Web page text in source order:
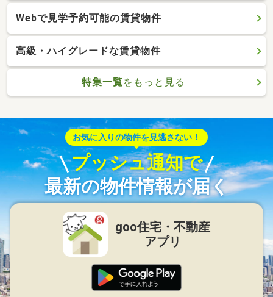
Webで見学予約可能の賃貸物件
高級・ハイグレードな賃貸物件
特集一覧をもっと見る
お気に入りの物件を見逃さない！
プッシュ通知で
最新の物件情報が届く
goo住宅・不動産
アプリ